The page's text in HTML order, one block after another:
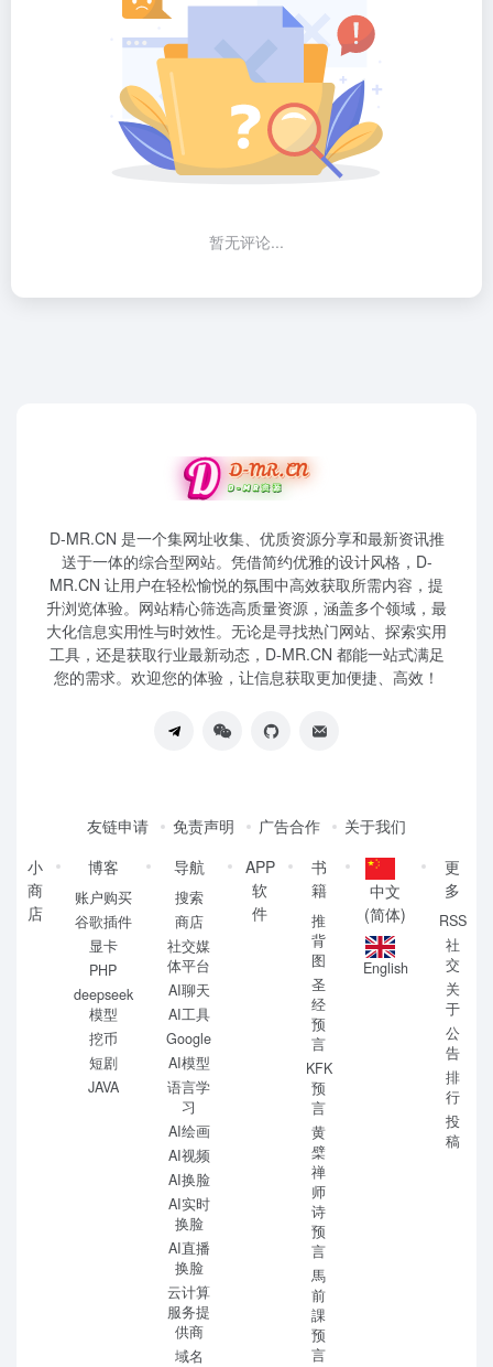
暂无评论...
D-MR.CN 是一个集网址收集、优质资源分享和最新资讯推
送于一体的综合型网站。凭借简约优雅的设计风格，D-
MR.CN 让用户在轻松愉悦的氛围中高效获取所需内容，提
升浏览体验。网站精心筛选高质量资源，涵盖多个领域，最
大化信息实用性与时效性。无论是寻找热门网站、探索实用
工具，还是获取行业最新动态，D-MR.CN 都能一站式满足
您的需求。欢迎您的体验，让信息获取更加便捷、高效！
友链申请 免责声明 广告合作
关于我们
小
商
店
博客
账户购买
谷歌插件
显卡
PHP
deepseek
模型
挖币
短剧
JAVA
导航
搜索
商店
社交媒
体平台
AI聊天
AI工具
Google
AI模型
语言学
习
AI绘画
AI视频
AI换脸
AI实时
换脸
AI直播
换脸
云计算
服务提
供商
域名
APP
软
件
书
籍
推
背
图
圣
经
预
言
KFK
预
言
黄
檗
禅
师
诗
预
言
馬
前
課
预
言
中文
(简体)
English
更
多
RSS
社
交
关
于
公
告
排
行
投
稿